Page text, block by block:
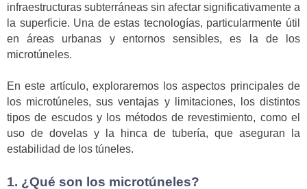
infraestructuras subterráneas sin afectar significativamente a
la superficie. Una de estas tecnologías, particularmente útil
en áreas urbanas y entornos sensibles, es la de los
microtúneles.
En este artículo, exploraremos los aspectos principales de
los microtúneles, sus ventajas y limitaciones, los distintos
tipos de escudos y los métodos de revestimiento, como el
uso de dovelas y la hinca de tubería, que aseguran la
estabilidad de los túneles.
1. ¿Qué son los microtúneles?